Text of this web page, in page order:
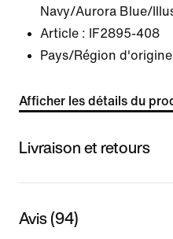
Navy/Aurora Blue/
Article :
IF2895-408
Pays/Région
Afficher les détails du
Livraison et retours
Avis (94)